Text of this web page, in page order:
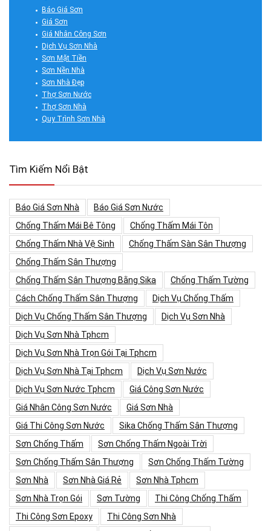
Báo Giá Sơn
Giá Sơn
Giá Nhân Công Sơn
Dịch Vụ Sơn Nhà
Sơn Mặt Tiền
Sơn Nền Nhà
Sơn Nhà Đẹp
Thợ Sơn Nước
Thợ Sơn Nhà
Quy Trình Sơn Nhà
Tìm Kiếm Nổi Bật
Báo Giá Sơn Nhà
Báo Giá Sơn Nước
Chống Thấm Mái Bê Tông
Chống Thấm Mái Tôn
Chống Thấm Nhà Vệ Sinh
Chống Thấm Sàn Sân Thượng
Chống Thấm Sân Thượng
Chống Thấm Sân Thượng Bằng Sika
Chống Thấm Tường
Cách Chống Thấm Sân Thượng
Dịch Vụ Chống Thấm
Dịch Vụ Chống Thấm Sân Thượng
Dịch Vụ Sơn Nhà
Dịch Vụ Sơn Nhà Tphcm
Dịch Vụ Sơn Nhà Trọn Gói Tại Tphcm
Dịch Vụ Sơn Nhà Tại Tphcm
Dịch Vụ Sơn Nước
Dịch Vụ Sơn Nước Tphcm
Giá Công Sơn Nước
Giá Nhân Công Sơn Nước
Giá Sơn Nhà
Giá Thi Công Sơn Nước
Sika Chống Thấm Sân Thượng
Sơn Chống Thấm
Sơn Chống Thấm Ngoài Trời
Sơn Chống Thấm Sân Thượng
Sơn Chống Thấm Tường
Sơn Nhà
Sơn Nhà Giá Rẻ
Sơn Nhà Tphcm
Sơn Nhà Trọn Gói
Sơn Tường
Thi Công Chống Thấm
Thi Công Sơn Epoxy
Thi Công Sơn Nhà